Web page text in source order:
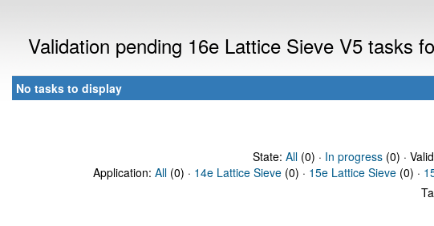
Validation pending 16e Lattice Sieve V5 tasks
No tasks to display
State: All(0) · In progress(0) ·
Application: All (0) · 14e Lattice Sieve (0) · 15e Lattice Sieve (0) ·